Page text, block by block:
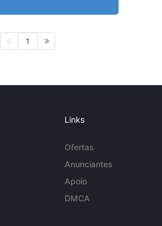
1
Links
Ofertas
Anunciantes
Apoio
DMCA